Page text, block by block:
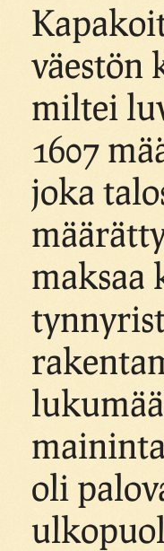
väestön
miltei
1607
joka
maksaa
oli